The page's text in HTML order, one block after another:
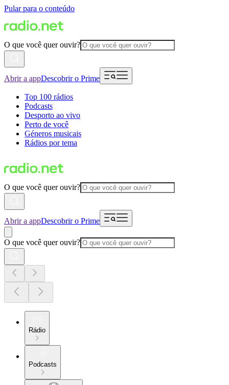
Pular para o conteúdo
O que você quer ouvir?
Abrir a appDescobrir o Prime
Top 100 rádios
Podcasts
Desporto ao vivo
Perto de você
Géneros musicais
Rádios por tema
O que você quer ouvir?
Abrir a appDescobrir o Prime
O que você quer ouvir?
Rádio
Podcasts